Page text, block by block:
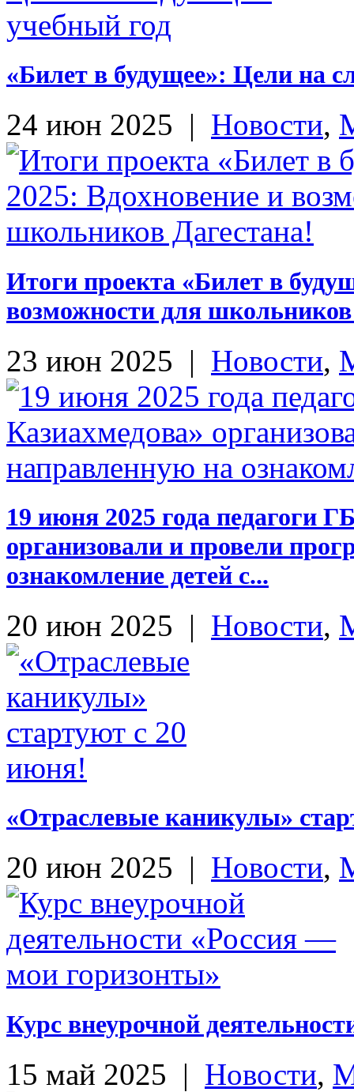
«Билет в будущее»: Цели на
24 июн 2025 | Новости,
Итоги проекта «Билет в
возможности для
23 июн 2025 | Новости,
19 июня 2025 года
организовали и провели
ознакомление детей с...
20 июн 2025 | Новости,
«Отраслевые каникулы»
20 июн 2025 | Новости,
Курс внеурочной
15 май 2025 | Новости,